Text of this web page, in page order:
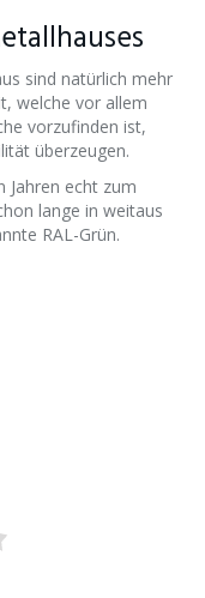
sind natürlich mehr
welche vor allem
vorzufinden ist,
überzeugen.
Jahren echt zum
lange in weitaus
RAL-Grün.